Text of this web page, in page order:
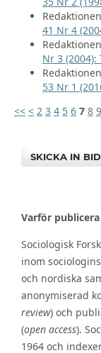
41 Nr 4
Nr 3
53 Nr 1
<< < 2 3 4 5 6 7 8 9
SKICKA IN
Varför
Sociologisk
inom
och nordiska
anonymiserad
review) och
(open access).
1964 och